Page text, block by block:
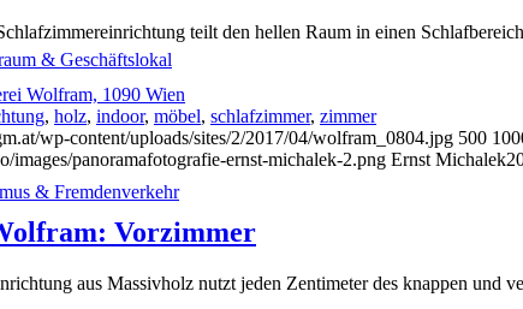
& Geschäftslokal
& Fremdenverkehr
teilt den hellen Raum in einen
Wolfram, 1090 Wien
, holz, indoor, möbel, schlafzimmer, zimmer
wp-content/uploads/sites/2/2017/04/wolfram_0804.jpg 500
images/panoramafotografie-ernst-michalek-2.png Ernst Michalek
Vorzimmer
aus Massivholz nutzt jeden Zentimeter des knappen und